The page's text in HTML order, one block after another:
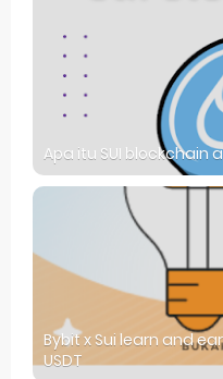
Apa itu SUI blockchain
Bybit x Sui learn and
USDT